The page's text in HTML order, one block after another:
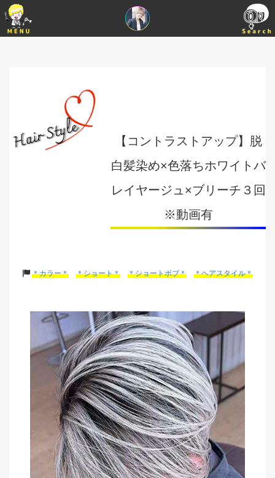
【コントラストアップ】脱
白髪染め×色落ちホワイトバ
レイヤージュ×ブリーチ３回
※動画有
＊カラー＊ ＊ショート＊ ＊ショートボブ＊ ＊ヘアスタイル＊